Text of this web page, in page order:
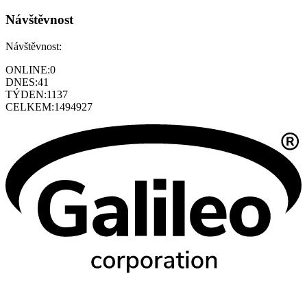
Návštěvnost
Návštěvnost:
ONLINE:0
DNES:41
TÝDEN:1137
CELKEM:1494927